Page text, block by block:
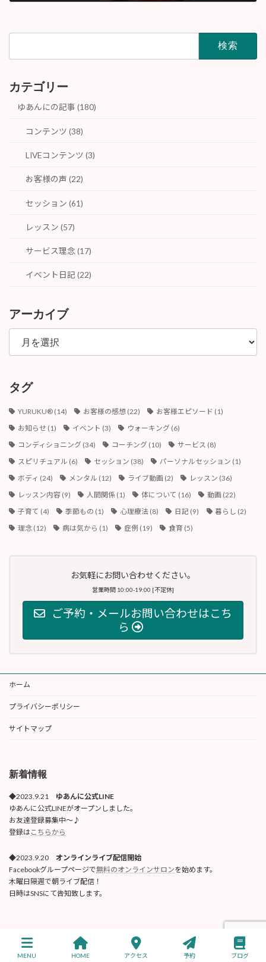
2024年10月
カテゴリー
ゆあんにの記事 (180)
コンテンツ (38)
LIVEコンテンツ (3)
お客様の声 (22)
セッション (61)
レッスン (57)
サービス理念 (17)
イベント日記 (22)
アーカイブ
ア
カ
ブ
タグ
YURUKU®︎(14) お客様の感想 (22) お客様エピソード (1)
お知らせ (1) イベント (3) ウォーキング (6)
コンディショニング (34) コーチング (10) サービス (8)
スピリチュアル (6) セッション (38) パーソナルセッション (1)
ボディ (24) メンタル (12) ライブ動画 (2) レッスン (36)
レッスン内容(9) 人間関係(1) 体について (16) 動画 (22)
子育て (4) 季節もの (1) 心理療法 (8) 日記 (9) 暮らし (2)
理念(12) 病は気から (1) 症例 (19) 食育 (5)
お気軽にお問い合わせください。
営業時間 10:00-19:00 [不定休]
ご予約・メールお問い合わせはこち
ら
ホーム
プライバシーポリシー
サイトマップ
新着情報
◆2023.9.21 ゆあんに公式LINE
ゆあんに公式LINEがオープンしました。
お友達登録募集中〜♪
登録はこちらから
◆2023.9.20 オンラインライブ配信開始
Facebookグループページで無料のオンラインサロンを始めます。
木曜日隔週で朝ライブ配信！
日時はSNSにて告知致します。
MENU HOME アクセス 予約 ブログ